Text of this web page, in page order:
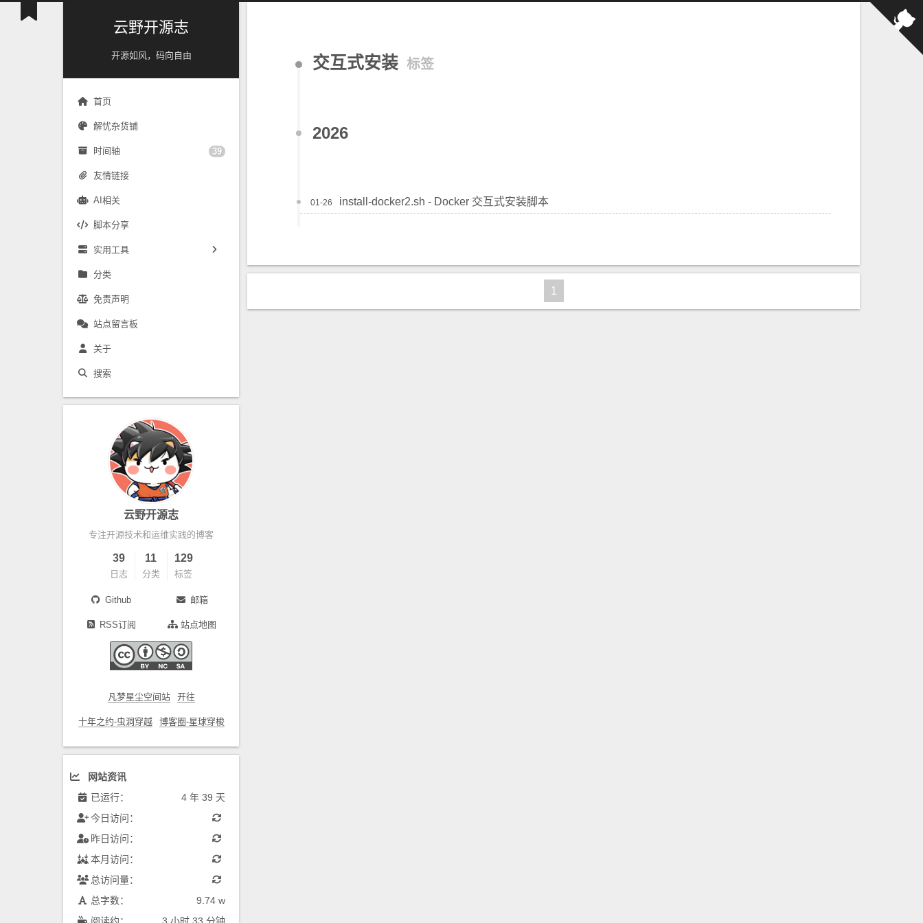
云野开源志
开源如风，码向自由
首页
解忧杂货铺
时间轴 39
友情链接
AI相关
脚本分享
实用工具
镜像源速配
分类
免责声明
站点留言板
关于
搜索
云野开源志
专注开源技术和运维实践的博客
39
日志
11
分类
129
标签
Github 邮箱
RSS订阅 站点地图
凡梦星尘空间站 开往
十年之约-虫洞穿越 博客圈-星球穿梭
网站资讯
已运行：
4 年 39 天
今日访问：
昨日访问：
本月访问：
总访问量：
总字数：
9.74 w
交互式安装 标签
2026
01-26 install-docker2.sh - Docker 交互式安装脚本
1